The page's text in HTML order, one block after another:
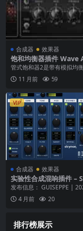
合成器 效果器
饱和均衡器插件 Wave
ube Saturator 2 v2.18
管式饱和器2是带有模拟均
式前置放大器的超精确电路
可以轻轻过度驱动以...
11 月前 59
VIP
合成器 效果器
实验性合成混响插件 –
on NightSky Plugin
ARM-GUISEPPE
发布信息： GUISEPPE |
月28日 平台： macOS (A...
4 月前 20
排行榜展示